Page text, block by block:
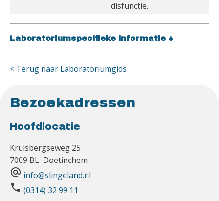
disfunctie.
Laboratoriumspecifieke informatie +
< Terug naar Laboratoriumgids
Bezoekadressen
Hoofdlocatie
Kruisbergseweg 25
7009 BL Doetinchem
alternate_email info@slingeland.nl
phone (0314) 32 99 11